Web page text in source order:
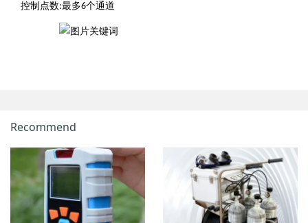
控制点数:最多6个通道
Recommend